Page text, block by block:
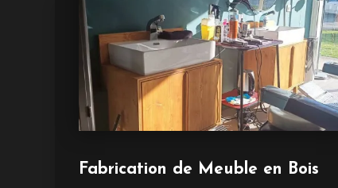
Fabrication de Meuble en Bois